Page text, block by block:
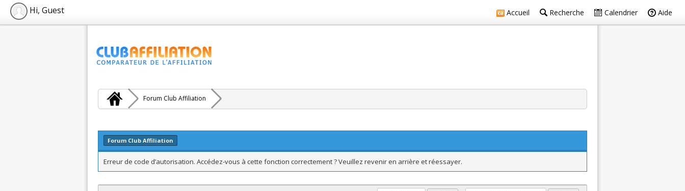
Accueil Recherche Calendrier Aide
Hi, Guest
Forum Club Affiliation
Forum Club Affiliation
Erreur de code d’autorisation. Accédez-vous à cette fonction correctement ? Veuillez revenir en arrière et réessayer.